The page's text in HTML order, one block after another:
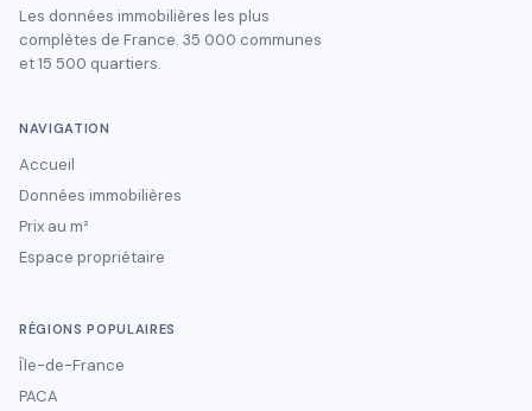
Les données immobilières les plus
complètes de France. 35 000 communes
et 15 500 quartiers.
NAVIGATION
Accueil
Données immobilières
Prix au m²
Espace propriétaire
RÉGIONS POPULAIRES
Île-de-France
PACA